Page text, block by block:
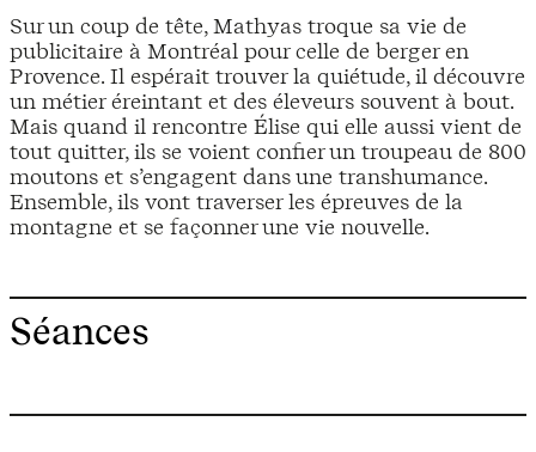
Sur un coup de tête, Mathyas troque sa vie de
publicitaire à Montréal pour celle de berger en
Provence. Il espérait trouver la quiétude, il découvre
un métier éreintant et des éleveurs souvent à bout.
Mais quand il rencontre Élise qui elle aussi vient de
tout quitter, ils se voient confier un troupeau de 800
moutons et s’engagent dans une transhumance.
Ensemble, ils vont traverser les épreuves de la
montagne et se façonner une vie nouvelle.
Séances